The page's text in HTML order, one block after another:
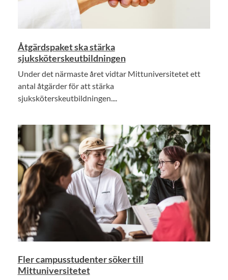
Åtgärdspaket ska stärka
sjuksköterskeutbildningen
Under det närmaste året vidtar Mittuniversitetet ett
antal åtgärder för att stärka
sjuksköterskeutbildningen....
Fler campusstudenter söker till
Mittuniversitetet